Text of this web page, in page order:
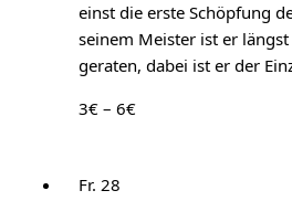
einst die erste Schöpfung
seinem Meister ist er
geraten, dabei ist er der
3€ – 6€
Fr.28